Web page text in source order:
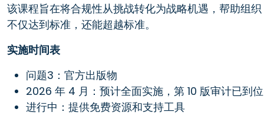
该课程旨在将合规性从挑战转化为战略机遇，帮助组织
不仅达到标准，还能超越标准。
实施时间表
问题3：官方出版物
2026 年 4 月：预计全面实施，第 10 版审计已到位
进行中：提供免费资源和支持工具